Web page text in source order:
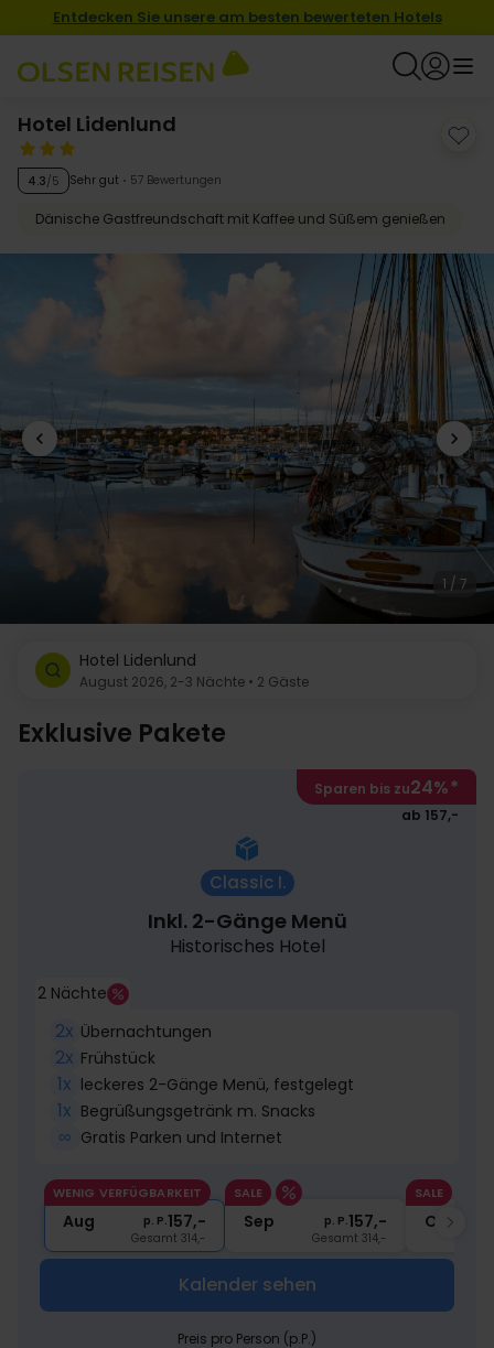
Entdecken Sie unsere am besten bewerteten Hotels
Hotel Lidenlund
4.3/5 Sehr gut 57 Bewertungen
Dänische Gastfreundschaft mit Kaffee und Süßem genießen
1 / 7
Hotel Lidenlund
August 2026, 2-3 Nächte • 2 Gäste
Exklusive Pakete
Sparen bis zu24%*
ab 157,-
Classic I.
Inkl. 2-Gänge Menü
Historisches Hotel
2 Nächte
2x Übernachtungen
2x Frühstück
1x leckeres 2-Gänge Menü, festgelegt
1x Begrüßungsgetränk m. Snacks
∞ Gratis Parken und Internet
WENIG VERFÜGBARKEIT
Aug p. P.157,-
Gesamt 314,-
SALE
Sep p. P.157,-
Gesamt 314,-
SALE
Okt
Kalender sehen
Preis pro Person (p.P.)